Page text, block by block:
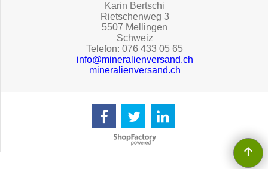
Karin Bertschi
Rietschenweg 3
5507 Mellingen
Schweiz
Telefon: 076 433 05 65
info@mineralienversand.ch
mineralienversand.ch
WebShop erstellt mit ShopFactory Shop Software.